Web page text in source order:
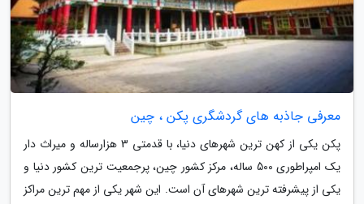
معرفی جاذبه های گردشگری پکن ، چین
پکن یکی از کهن ترین شهرهای دنیا، با قدمتی 3 هزارساله و میراث دار
یک امپراطوری 500 ساله، مرکز کشور چین، پرجمعیت ترین کشور دنیا و
یکی از پیشرفته ترین شهرهای آن است. این شهر یکی از مهم ترین مراکز